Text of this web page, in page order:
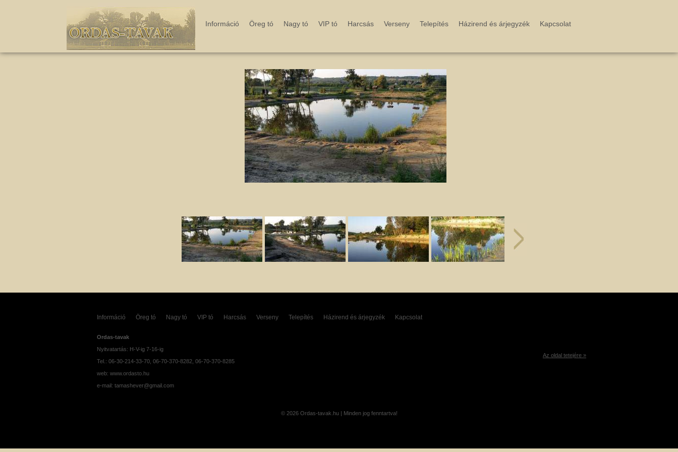
Információ Öreg tó Nagy tó VIP tó Harcsás Verseny Telepítés Házirend és árjegyzék Kapcsolat
Információ Öreg tó Nagy tó VIP tó Harcsás Verseny Telepítés Házirend és árjegyzék Kapcsolat
Az oldal tetejére »
Ordas-tavak
Nyitvatartás: H-V-ig 7-16-ig
Tel.: 06-30-214-33-70, 06-70-370-8282, 06-70-370-8285
web: www.ordasto.hu
e-mail: tamashever@gmail.com
© 2026 Ordas-tavak.hu | Minden jog fenntartva!